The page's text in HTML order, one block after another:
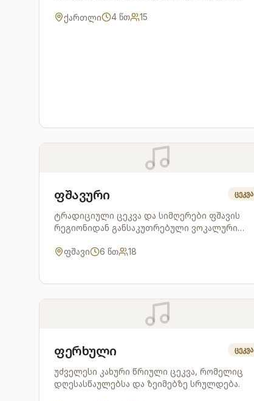
ქართლი
4 წთ 15
ფშავური ცეკვა
ტრადიციული ცეკვა და სიმღერები ფშავის
რეგიონიდან განსაკუთრებული ვოკალური
ფშავი
6 წთ 18
ფერხული ცეკვა
უძველესი კახური წრიული ცეკვა, რომელიც
დღესასწაულებსა და ზეიმებზე სრულდება.